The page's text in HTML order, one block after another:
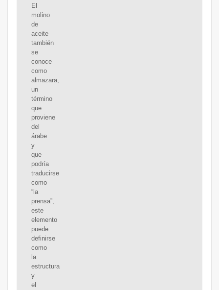
El
molino
de
aceite
también
se
conoce
como
almazara,
un
término
que
proviene
del
árabe
y
que
podría
traducirse
como
“la
prensa”,
este
elemento
puede
definirse
como
la
estructura
y
el